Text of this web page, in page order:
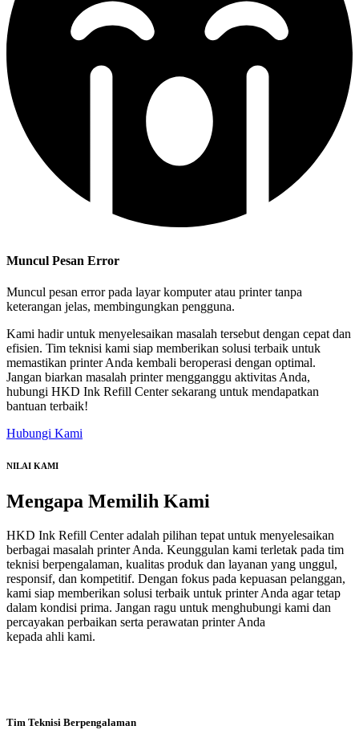
Muncul Pesan Error
Muncul pesan error pada layar komputer atau printer tanpa
keterangan jelas, membingungkan pengguna.
Kami hadir untuk menyelesaikan masalah tersebut dengan cepat dan
efisien. Tim teknisi kami siap memberikan solusi terbaik untuk
memastikan printer Anda kembali beroperasi dengan optimal.
Jangan biarkan masalah printer mengganggu aktivitas Anda,
hubungi HKD Ink Refill Center sekarang untuk mendapatkan
bantuan terbaik!
Hubungi Kami
NILAI KAMI
Mengapa Memilih Kami
HKD Ink Refill Center adalah pilihan tepat untuk menyelesaikan
berbagai masalah printer Anda. Keunggulan kami terletak pada tim
teknisi berpengalaman, kualitas produk dan layanan yang unggul,
responsif, dan kompetitif. Dengan fokus pada kepuasan pelanggan,
kami siap memberikan solusi terbaik untuk printer Anda agar tetap
dalam kondisi prima. Jangan ragu untuk menghubungi kami dan
percayakan perbaikan serta perawatan printer Anda
kepada ahli kami.
Tim Teknisi Berpengalaman